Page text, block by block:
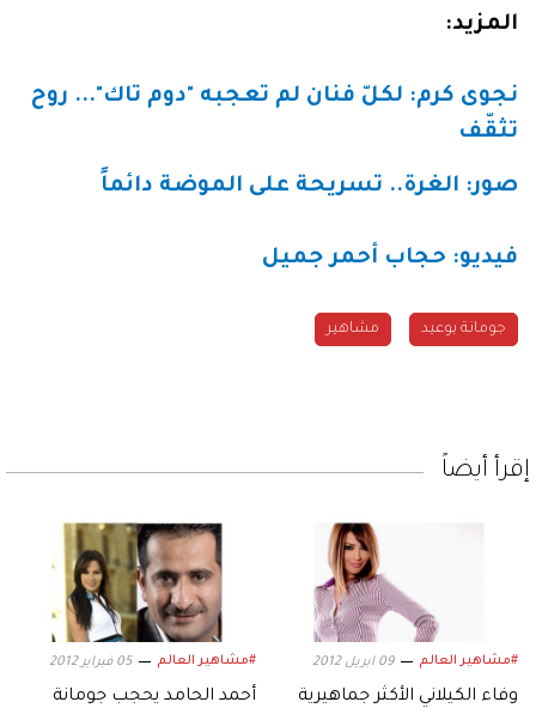
المزيد:
نجوى كرم: لكلّ فنان لم تعجبه "دوم تاك"... روح
تثقّف
صور: الغرة.. تسريحة على الموضة دائماً
فيديو: حجاب أحمر جميل
جومانة بوعيد مشاهير
إقرأ أيضاً
#مشاهير العالم 09 ابريل 2012
وفاء الكيلاني الأكثر جماهيرية
#مشاهير العالم 05 فبراير 2012
أحمد الحامد يحجب جومانة